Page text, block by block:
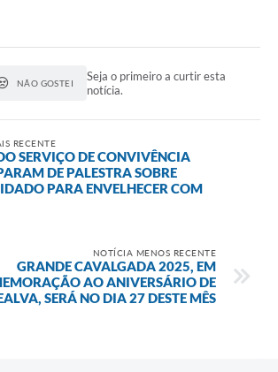
NÃO GOSTEI
Seja o primeiro a curtir esta
notícia.
RECENTE
SERVIÇO DE CONVIVÊNCIA
DE PALESTRA SOBRE
PARA ENVELHECER COM
NOTÍCIA MENOS RECENTE
GRANDE CAVALGADA 2025, EM
AO ANIVERSÁRIO DE
SERÁ NO DIA 27 DESTE MÊS